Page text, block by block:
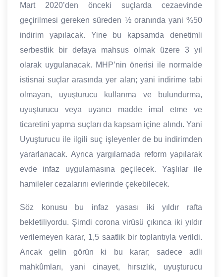
Mart 2020’den önceki suçlarda cezaevinde
geçirilmesi gereken süreden ½ oranında yani %50
indirim yapılacak. Yine bu kapsamda denetimli
serbestlik bir defaya mahsus olmak üzere 3 yıl
olarak uygulanacak. MHP’nin önerisi ile normalde
istisnai suçlar arasında yer alan; yani indirime tabi
olmayan, uyuşturucu kullanma ve bulundurma,
uyuşturucu veya uyarıcı madde imal etme ve
ticaretini yapma suçları da kapsam içine alındı. Yani
Uyuşturucu ile ilgili suç işleyenler de bu indirimden
yararlanacak. Ayrıca yargılamada reform yapılarak
evde infaz uygulamasına geçilecek. Yaşlılar ile
hamileler cezalarını evlerinde çekebilecek.
Söz konusu bu infaz yasası iki yıldır rafta
bekletiliyordu. Şimdi corona virüsü çıkınca iki yıldır
verilemeyen karar, 1,5 saatlik bir toplantıyla verildi.
Ancak gelin görün ki bu karar; sadece adli
mahkûmları, yani cinayet, hırsızlık, uyuşturucu